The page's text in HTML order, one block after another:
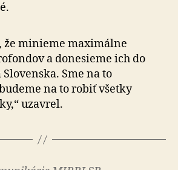
že minieme maximálne
a donesieme ich do
Sme na to
na to robiť všetky
uzavrel.